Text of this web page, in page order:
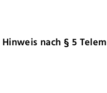
nach § 5